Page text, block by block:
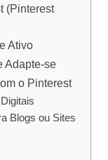
(Pinterest
Ativo
Adapte-se
o Pinterest
Blogs ou Sites